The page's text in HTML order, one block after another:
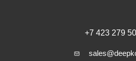
+7 423 279